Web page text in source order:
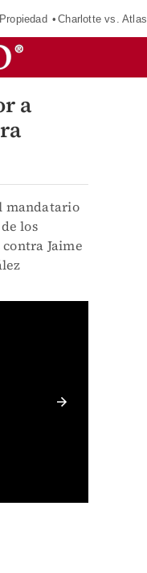
Propiedad Charlotte vs. Atlas
a
mandatario
los
Jaime